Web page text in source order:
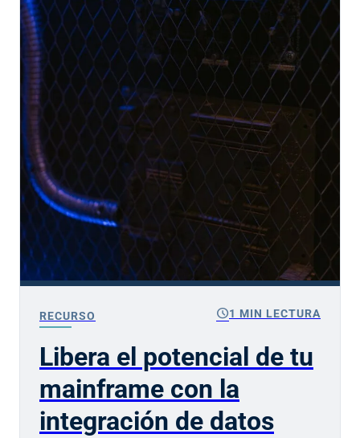
RECURSO schedule1 MIN LECTURA
Libera el potencial de tu
mainframe con la
integración de datos